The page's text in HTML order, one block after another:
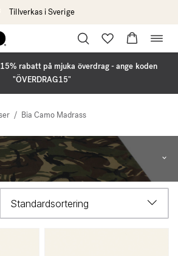
Tillverkas i Sverige
rabatt på mjuka överdrag - ange koden
"ÖVERDRAG15"
/ Bia Camo Madrass
materialet är vattenavstötande och samma